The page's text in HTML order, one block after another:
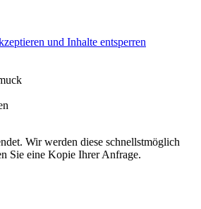
und Inhalte entsperren
Wir werden diese schnellstmöglich
Sie eine Kopie Ihrer Anfrage.